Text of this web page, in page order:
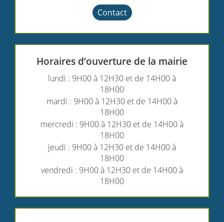
Contact
Horaires d’ouverture de la mairie
lundi : 9H00 à 12H30 et de 14H00 à
18H00
mardi : 9H00 à 12H30 et de 14H00 à
18H00
mercredi : 9H00 à 12H30 et de 14H00 à
18H00
jeudi : 9H00 à 12H30 et de 14H00 à
18H00
vendredi : 9H00 à 12H30 et de 14H00 à
18H00